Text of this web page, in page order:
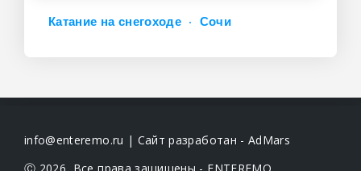
Катание на снегоходе Сочи
info@enteremo.ru | Сайт разработан - AdMars